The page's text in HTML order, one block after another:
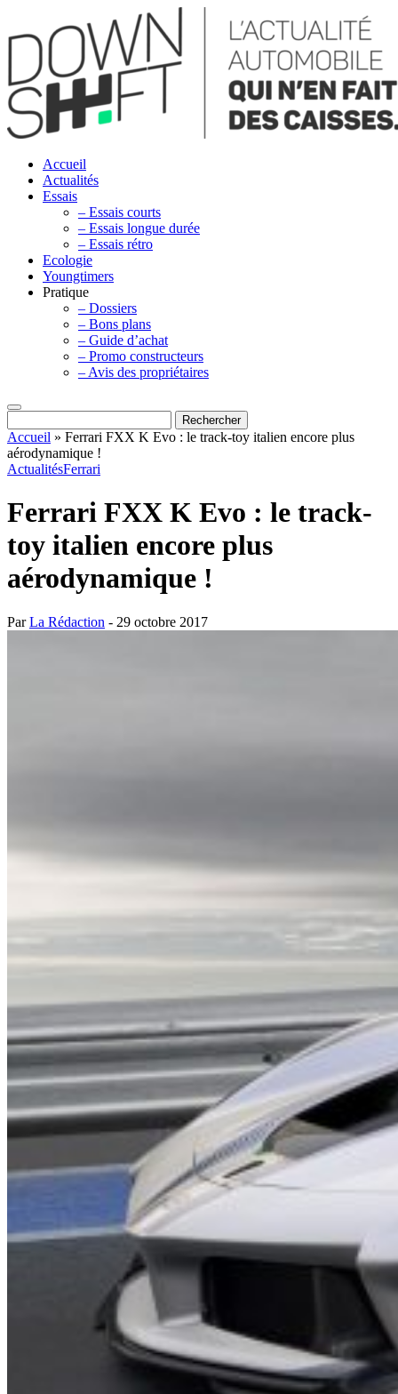
Accueil
Actualités
Essais
– Essais courts
– Essais longue durée
– Essais rétro
Ecologie
Youngtimers
Pratique
– Dossiers
– Bons plans
– Guide d’achat
– Promo constructeurs
– Avis des propriétaires
Accueil » Ferrari FXX K Evo : le track-toy italien encore plus
aérodynamique !
ActualitésFerrari
Ferrari FXX K Evo : le track-
toy italien encore plus
aérodynamique !
ParLa Rédaction - 29 octobre 2017